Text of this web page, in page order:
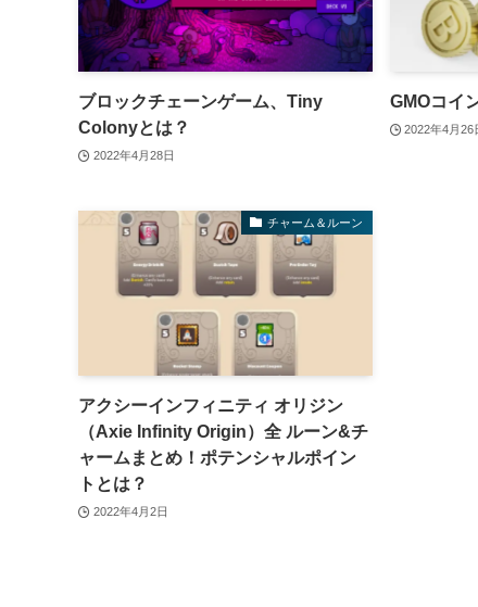
ブロックチェーンゲーム、Tiny
Colonyとは？
2022年4月28日
GMOコイ
2022年4月26
チャーム＆ルーン
アクシーインフィニティ オリジン
（Axie Infinity Origin）全 ルーン&チ
ャームまとめ！ポテンシャルポイン
トとは？
2022年4月2日